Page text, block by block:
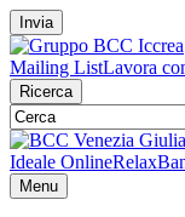
Invia
Mailing ListLavora
Ricerca
Ideale Online
Menu